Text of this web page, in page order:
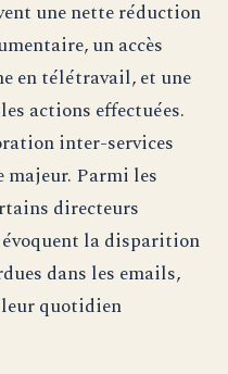
une nette réduction
un accès
en télétravail, et une
actions effectuées.
inter-services
majeur. Parmi les
directeurs
la disparition
dans les emails,
quotidien